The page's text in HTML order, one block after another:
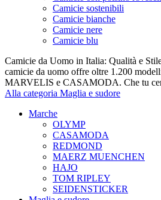
Camicie sostenibili
Camicie bianche
Camicie nere
Camicie blu
Camicie da Uomo in Italia: Qualità e
camicie da uomo offre oltre 1.200
MARVELIS e CASAMODA. Che tu
Alla categoria Maglia e sudore
Marche
OLYMP
CASAMODA
REDMOND
MAERZ MUENCHEN
HAJO
TOM RIPLEY
SEIDENSTICKER